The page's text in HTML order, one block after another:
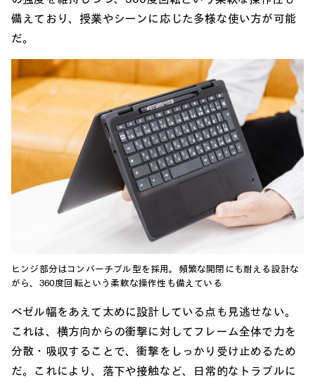
備えており、授業やシーンに応じた多様な使い方が可能
だ。
ヒンジ部分はコンバーチブル型を採用。頻繁な開閉にも耐える設計な
がら、360度回転という柔軟な操作性も備えている
ベゼル幅をあえて太めに設計している点も見逃せない。
これは、横方向からの衝撃に対してフレーム全体で力を
分散・吸収することで、衝撃をしっかり受け止めるため
だ。これにより、落下や接触など、日常的なトラブルに